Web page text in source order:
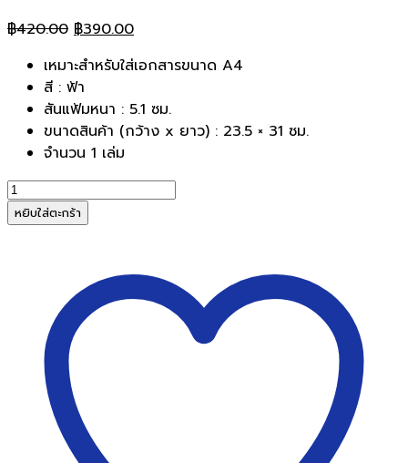
฿420.00 Original
was:
฿420.00.
฿390.00Current
is:
เหมาะสำหรับใส่เอกสารขนาด A4
สี : ฟ้า
สันแฟ้มหนา : 5.1 ซม.
ขนาดสินค้า (กว้าง x ยาว) : 23.5 × 31 ซม.
จำนวน 1 เล่ม
จำนวน
แฟ้ม
โชว์
NF80AK
หยิบใส่ตะกร้า